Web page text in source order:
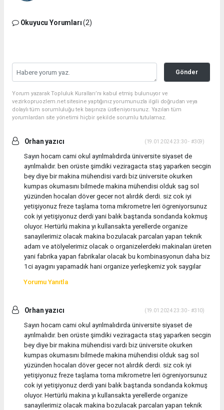
Okuyucu Yorumları(2)
Gönder
Yorum yazarak Topluluk Kuralları’nı kabul etmiş bulunuyor ve
vezirkopruozlem.net sitesine yaptığınız yorumunuzla ilgili doğrudan veya
dolaylı tüm sorumluluğu tek başınıza üstleniyorsunuz. Yazılan tüm
yorumlardan site yönetimi hiçbir şekilde sorumlu tutulamaz.
Orhan yazıcı (19.01.2024 23:30 - #309)
Sayın hocam cami okul ayrılmalıdırda üniversite siyaset de
ayrılmalıdır. ben orüste şimdiki veziragacta staş yaparken secgin
bey diye bir makina mühendisi vardı biz üniversite okurken
kumpas okumasını bilmede makina mühendisi olduk sag sol
yüzünden hocaları döver gecer not alırdık derdi. siz cok iyi
yetişiyonuz freze taşlama torna mikrometre leri ögreniyorsunuz
cok iyi yetişiyonuz derdi yani balık baştanda sondanda kokmuş
oluyor. Hertürlü makina yı kullansakta yerellerde organize
sanayilerimiz olacak makina bozulacak parcaları yapan teknik
adam ve atölyelerimiz olacak o organizelerdeki makinaları üreten
yani fabrika yapan fabrikalar olacak bu kombinasyonun daha biz
1ci ayagını yapamadık hani organize yerleşkemiz yok saygılar
Yorumu Yanıtla
Orhan yazıcı (19.01.2024 23:30 - #310)
Sayın hocam cami okul ayrılmalıdırda üniversite siyaset de
ayrılmalıdır. ben orüste şimdiki veziragacta staş yaparken secgin
bey diye bir makina mühendisi vardı biz üniversite okurken
kumpas okumasını bilmede makina mühendisi olduk sag sol
yüzünden hocaları döver gecer not alırdık derdi. siz cok iyi
yetişiyonuz freze taşlama torna mikrometre leri ögreniyorsunuz
cok iyi yetişiyonuz derdi yani balık baştanda sondanda kokmuş
oluyor. Hertürlü makina yı kullansakta yerellerde organize
sanayilerimiz olacak makina bozulacak parcaları yapan teknik